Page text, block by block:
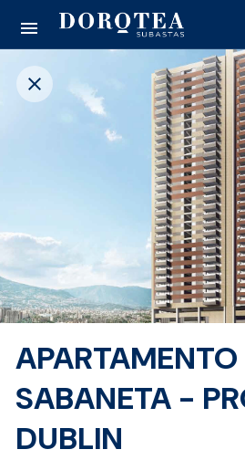
menu
close
APARTAMENTO
SABANETA -
DUBLIN